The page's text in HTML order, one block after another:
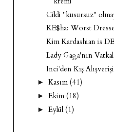
Cildi "kusursuz"
KE$ha: Worst
Kim Kardashian is
Lady Gaga'nın
Inci'den Kış Alışverişi
► Kasım (41)
► Ekim (18)
► Eylül (1)